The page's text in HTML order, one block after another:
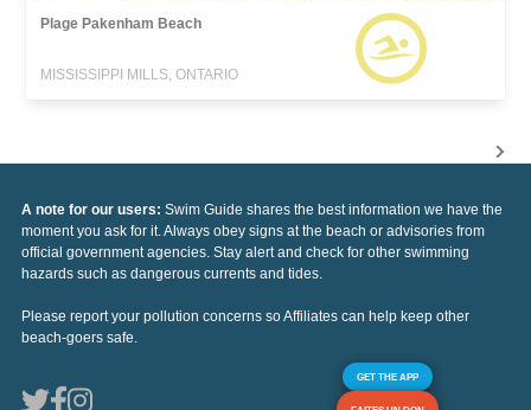
Plage Pakenham Beach
MISSISSIPPI MILLS, ONTARIO
A note for our users: Swim Guide shares the best information we have the
moment you ask for it. Always obey signs at the beach or advisories from
official government agencies. Stay alert and check for other swimming
hazards such as dangerous currents and tides.
Please report your pollution concerns so Affiliates can help keep other
beach-goers safe.
GET THE APP